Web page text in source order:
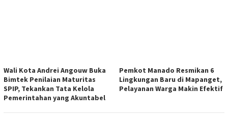
Wali Kota Andrei Angouw Buka
Bimtek Penilaian Maturitas
SPIP, Tekankan Tata Kelola
Pemerintahan yang Akuntabel
Pemkot Manado Resmikan 6
Lingkungan Baru di Mapanget,
Pelayanan Warga Makin Efektif